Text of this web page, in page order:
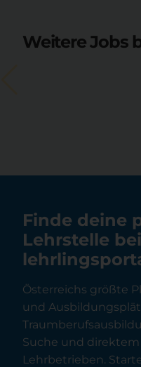
Weitere Jobs
Finde deine
Lehrstelle bei
Österreichs größte
und
Suche und
Lehrbetrieben.